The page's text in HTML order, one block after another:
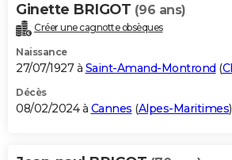
Ginette BRIGOT (96 ans)
Créer une cagnotte obsèques
Naissance
27/07/1927 à Saint-Amand-Montrond (
Décès
08/02/2024 à Cannes (Alpes-Maritimes)